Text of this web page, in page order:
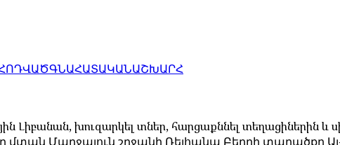
ԳՆԱՀԱՏԱԿԱՆԱՇԽԱՐՀ
Լիբանան, խուզարկել տներ, հարցաքննել տեղացիներին և
մտան Մարջայուն շրջանի Ռեյհանա Բերրի տարածքը